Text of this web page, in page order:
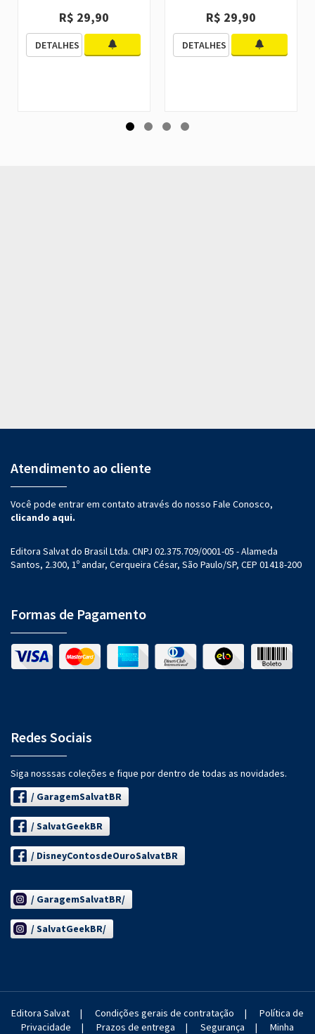
R$ 29,90
DETALHES
R$ 29,90
DETALHES
Atendimento ao cliente
Você pode entrar em contato através do nosso Fale Conosco,
clicando aqui.
Editora Salvat do Brasil Ltda. CNPJ 02.375.709/0001-05 - Alameda
Santos, 2.300, 1º andar, Cerqueira César, São Paulo/SP, CEP 01418-200
Formas de Pagamento
Redes Sociais
Siga nosssas coleções e fique por dentro de todas as novidades.
/ GaragemSalvatBR
/ SalvatGeekBR
/ DisneyContosdeOuroSalvatBR
/ GaragemSalvatBR/
/ SalvatGeekBR/
Editora Salvat | Condições gerais de contratação | Política de
Privacidade | Prazos de entrega | Segurança | Minha